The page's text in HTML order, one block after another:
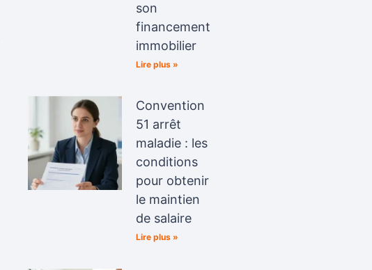
son
financement
immobilier
Lire plus »
Convention
51 arrêt
maladie : les
conditions
pour obtenir
le maintien
de salaire
Lire plus »